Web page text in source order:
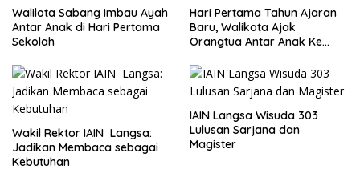
Walilota Sabang Imbau Ayah
Antar Anak di Hari Pertama
Sekolah
Hari Pertama Tahun Ajaran
Baru, Walikota Ajak
Orangtua Antar Anak Ke
Wakil Rektor IAIN Langsa:
Jadikan Membaca sebagai
Kebutuhan
IAIN Langsa Wisuda 303
Lulusan Sarjana dan
Magister